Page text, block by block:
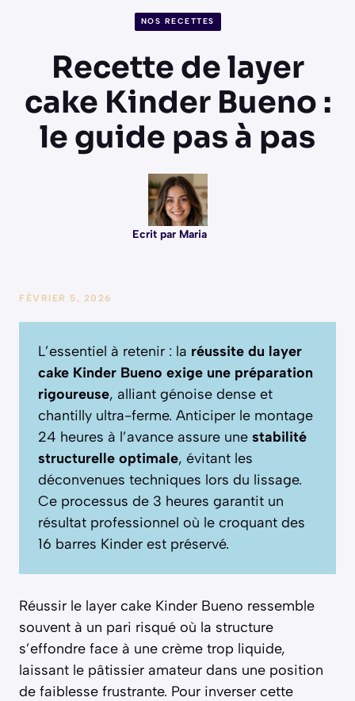
NOS RECETTES
Recette de layer
cake Kinder Bueno :
le guide pas à pas
Ecrit par Maria
FÉVRIER 5, 2026
L’essentiel à retenir : la réussite du layer
cake Kinder Bueno exige une préparation
rigoureuse, alliant génoise dense et
chantilly ultra-ferme. Anticiper le montage
24 heures à l’avance assure une stabilité
structurelle optimale, évitant les
déconvenues techniques lors du lissage.
Ce processus de 3 heures garantit un
résultat professionnel où le croquant des
16 barres Kinder est préservé.
Réussir le layer cake Kinder Bueno ressemble
souvent à un pari risqué où la structure
s’effondre face à une crème trop liquide,
laissant le pâtissier amateur dans une position
de faiblesse frustrante. Pour inverser cette